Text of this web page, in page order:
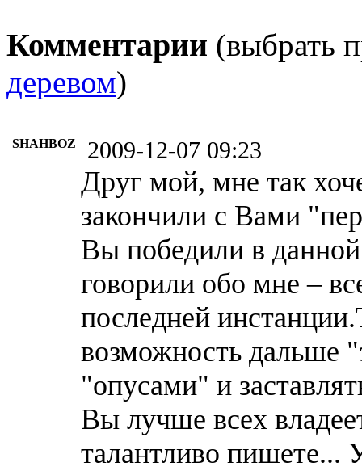
Комментарии (выбрать
деревом)
SHAHBOZ 2009-12-07 09:23
Друг мой, мне так
закончили с Вами
Вы победили в
говорили обо мне –
последней
возможность дальше
"опусами" и
Вы лучше всех
талантливо пишете...